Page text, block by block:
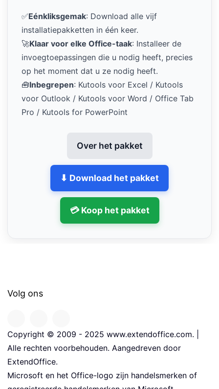
✅Eénkliksgemak: Download alle vijf
installatiepakketten in één keer.
🚀Klaar voor elke Office-taak: Installeer de
invoegtoepassingen die u nodig heeft, precies
op het moment dat u ze nodig heeft.
🧰Inbegrepen: Kutools voor Excel / Kutools
voor Outlook / Kutools voor Word / Office Tab
Pro / Kutools for PowerPoint
Over het pakket
⬇ Download het pakket
💳 Koop het pakket
Volg ons
Copyright © 2009 - 2025 www.extendoffice.com. |
Alle rechten voorbehouden. Aangedreven door
ExtendOffice.
Microsoft en het Office-logo zijn handelsmerken of